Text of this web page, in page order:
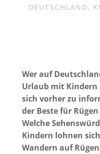
DEUTSCHLAND ,
Wer auf
Urlaub mit
sich vorher zu
der Beste für
Welche
Kindern lohnen
Wandern auf